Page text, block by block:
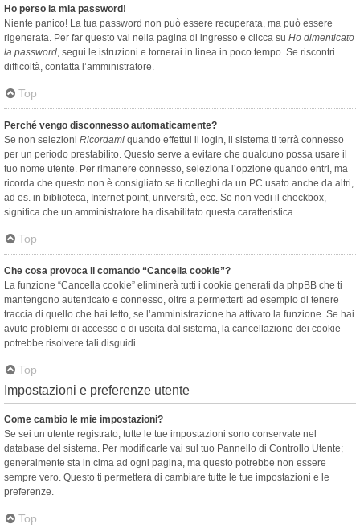
Ho perso la mia password!
Niente panico! La tua password non può essere recuperata, ma può essere
rigenerata. Per far questo vai nella pagina di ingresso e clicca su Ho dimenticato
la password, segui le istruzioni e tornerai in linea in poco tempo. Se riscontri
difficoltà, contatta l’amministratore.
Top
Perché vengo disconnesso automaticamente?
Se non selezioni Ricordami quando effettui il login, il sistema ti terrà connesso
per un periodo prestabilito. Questo serve a evitare che qualcuno possa usare il
tuo nome utente. Per rimanere connesso, seleziona l’opzione quando entri, ma
ricorda che questo non è consigliato se ti colleghi da un PC usato anche da altri,
ad es. in biblioteca, Internet point, università, ecc. Se non vedi il checkbox,
significa che un amministratore ha disabilitato questa caratteristica.
Top
Che cosa provoca il comando “Cancella cookie”?
La funzione “Cancella cookie” eliminerà tutti i cookie generati da phpBB che ti
mantengono autenticato e connesso, oltre a permetterti ad esempio di tenere
traccia di quello che hai letto, se l’amministrazione ha attivato la funzione. Se hai
avuto problemi di accesso o di uscita dal sistema, la cancellazione dei cookie
potrebbe risolvere tali disguidi.
Top
Impostazioni e preferenze utente
Come cambio le mie impostazioni?
Se sei un utente registrato, tutte le tue impostazioni sono conservate nel
database del sistema. Per modificarle vai sul tuo Pannello di Controllo Utente;
generalmente sta in cima ad ogni pagina, ma questo potrebbe non essere
sempre vero. Questo ti permetterà di cambiare tutte le tue impostazioni e le
preferenze.
Top